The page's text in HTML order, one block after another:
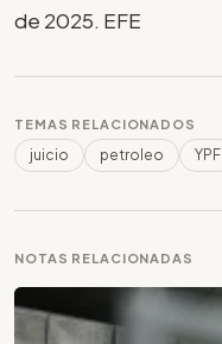
de 2025. EFE
TEMAS RELACIONADOS
juicio petroleo YPF
NOTAS RELACIONADAS